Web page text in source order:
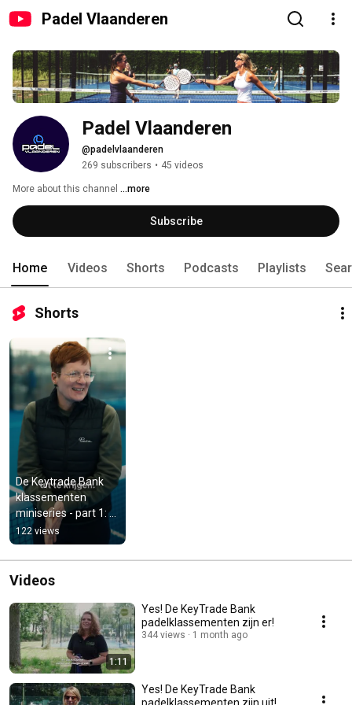
Padel Vlaanderen
Padel Vlaanderen
@padelvlaanderen
269 subscribers • 45 videos
More about this channel ...more
Subscribe
Home Videos Shorts Podcasts Playlists
Shorts
De Keytrade Bank
klassementen
miniseries - part 1:
Greet #shorts
122 views
Videos
1:11
Yes! De KeyTrade Bank
padelklassementen zijn er!
344 views 1 month ago
Yes! De KeyTrade Bank